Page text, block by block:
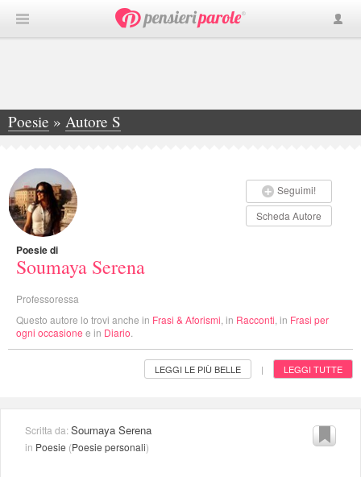
Poesie » Autore S
»Soumaya Serena
Seguimi!
Scheda Autore
Poesie di
Soumaya Serena
Professoressa
Questo autore lo trovi anche in Frasi & Aforismi , in Racconti , in Frasi per
ogni occasione e in Diario
LEGGI LE PIÙ BELLE | LEGGI TUTTE
Scritta da:Soumaya Serena
in Poesie (Poesie personali)